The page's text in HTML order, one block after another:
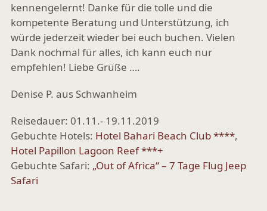
kennengelernt! Danke für die tolle und die
kompetente Beratung und Unterstützung, ich
würde jederzeit wieder bei euch buchen. Vielen
Dank nochmal für alles, ich kann euch nur
empfehlen! Liebe Grüße ….
Denise P. aus Schwanheim
Reisedauer: 01.11.- 19.11.2019
Gebuchte Hotels: Hotel Bahari Beach Club ****,
Hotel Papillon Lagoon Reef ***+
Gebuchte Safari: „Out of Africa“ – 7 Tage Flug Jeep
Safari